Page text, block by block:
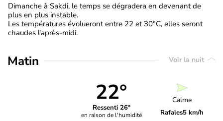
Dimanche à Sakdi, le temps se dégradera en devenant de
plus en plus instable.
Les températures évolueront entre 22 et 30°C, elles seront
chaudes l'après-midi.
Matin Voir la nuit
22°
Ressenti 26°
en raison de l'humidité
Calme
Rafales5 km/h